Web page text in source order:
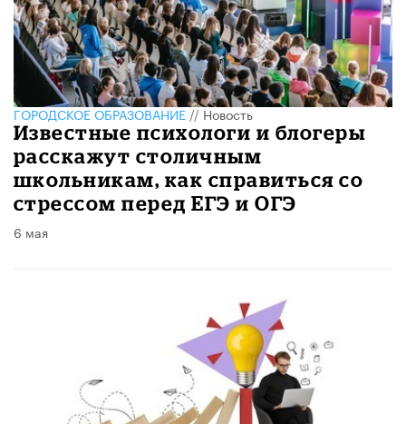
ГОРОДСКОЕ ОБРАЗОВАНИЕ//Новость
Известные психологи и блогеры
расскажут столичным
школьникам, как справиться со
стрессом перед ЕГЭ и ОГЭ
6 мая